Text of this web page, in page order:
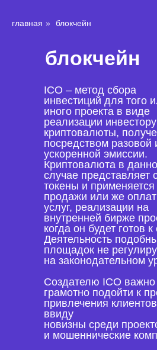
главная » блокчейн
блокчейн
ICO – метод сбора
инвестиций для того
иного проекта в виде
реализации инвестору
криптовалюты,
посредством разовой
ускоренной эмиссии.
Криптовалюта в
случае представляет
токены и
продажи или же
услуг, реализации на
внутренней бирже
когда он будет готов к
Деятельность
площадок не
на законодательном
Создателю ICO важно
грамотно подойти к
привлечения
ввиду
новизны среди
и мошеннические